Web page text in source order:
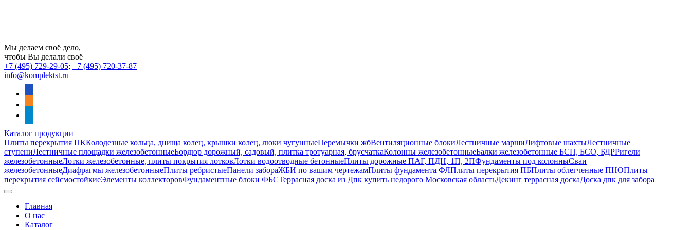
Мы делаем своё дело,
чтобы Вы делали своё
+7 (495) 729-29-05; +7 (495) 720-37-87
info@komplektst.ru
Каталог продукции
Плиты перекрытия ПККолодезные кольца, днища колец, крышки колец, люки чугунныеПеремычки жбВентиляционные блокиЛестничные маршиЛифтовые шахтыЛестничные
ступениЛестничные площадки железобетонныеБордюр дорожный, садовый, плитка тротуарная, брусчаткаКолонны железобетонныеБалки железобетонные БСП, БСО, БДРРигели
железобетонныеЛотки железобетонные, плиты покрытия лотковЛотки водоотводные бетонныеПлиты дорожные ПАГ, ПДН, 1П, 2ПФундаменты под колонныСваи
железобетонныеДиафрагмы железобетонныеПлиты ребристыеПанели забораЖБИ по вашим чертежамПлиты фундамента ФЛПлиты перекрытия ПБПлиты облегченные ПНОПлиты
перекрытия сейсмостойкиеЭлементы коллекторовФундаментные блоки ФБСТеррасная доска из Дпк купить недорого Московская областьДекинг террасная доскаДоска дпк для забора
Главная
О нас
Каталог